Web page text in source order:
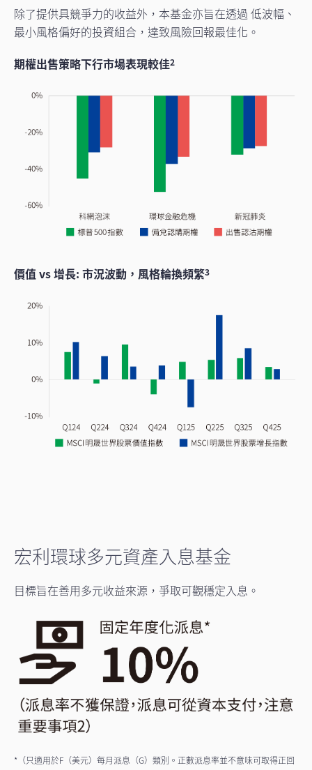
除了提供具競爭力的收益外，本基金亦旨在透過 低波幅、
最小風格偏好的投資組合，達致風險回報最佳化 。
期權出售策略下行市場表現較佳2
價值 vs 增長: 市況波動，風格輪換頻繁3
宏利環球多元資產入息基金
目標旨在善用多元收益來源，爭取可觀穩定入息。
*（只適用於F（美元）每月派息（G）類別。正數派息率並不意味可取得正回